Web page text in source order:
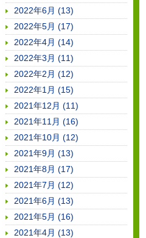
2022年6月 (13)
2022年5月 (17)
2022年4月 (14)
2022年3月 (11)
2022年2月 (12)
2022年1月 (15)
2021年12月 (11)
2021年11月 (16)
2021年10月 (12)
2021年9月 (13)
2021年8月 (17)
2021年7月 (12)
2021年6月 (13)
2021年5月 (16)
2021年4月 (13)